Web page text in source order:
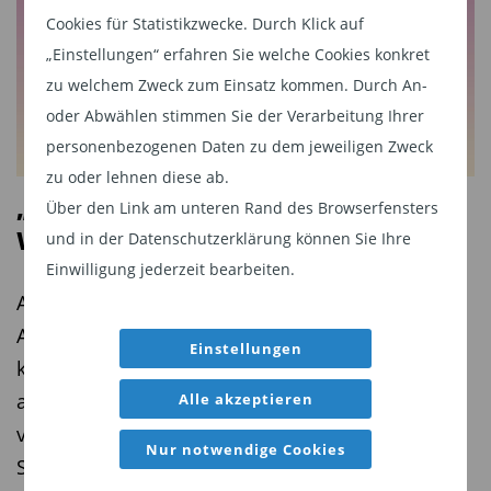
Cookies für Statistikzwecke. Durch Klick auf
„Einstellungen“ erfahren Sie welche Cookies konkret
zu welchem Zweck zum Einsatz kommen. Durch An-
oder Abwählen stimmen Sie der Verarbeitung Ihrer
personenbezogenen Daten zu dem jeweiligen Zweck
zu oder lehnen diese ab.
Über den Link am unteren Rand des Browserfensters
und in der Datenschutzerklärung können Sie Ihre
Einwilligung jederzeit bearbeiten.
Einstellungen
Alle akzeptieren
Nur notwendige Cookies
gutes Geschäftsmodell, das man auch gar nicht
aufgeben will, aber man hat erkannt, dass man
zukünftig wertvollere Produkte aus Holz
herstellen kann, wie zum Beispiel
Biochemikalien.
TiAM: Was zahlt das Unternehmen denn an
Dividende?
Anbinder:Aktuell liegt die Dividenden­rendite bei
5,5 Prozent, die in den nächsten Jahren jeweils
um fünf Prozent wachsen soll. Und wenn durch
die neuen Projekte zukünftig der Umsatz steigt,
kann das Unternehmen natürlich auch den
Aktionär wieder stärker mit höheren
Gewinnausschüttungen berücksichtigen. Aber
„Aktive ETFs erweitern die
Wahlmöglichkeiten der Anleger“
Aktive ETFs gewinnen weltweit an Bedeutung.
Anleger suchen zunehmend nach
kosteneffizienten Anlagevehikeln, möchten dabei
aber nicht auf aktives Fondsmanagement
verzichten. Im Interview erklärt Anita Rausch,
Senior Vice President und Global Head of ETF